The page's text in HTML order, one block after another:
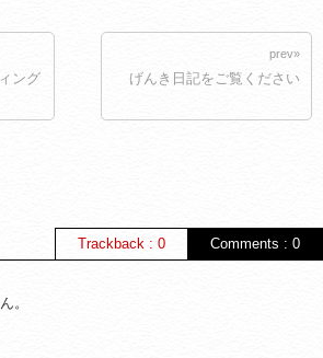
ング
prev»
げんき日記をご覧ください
Comments : 0
Trackback : 0
。